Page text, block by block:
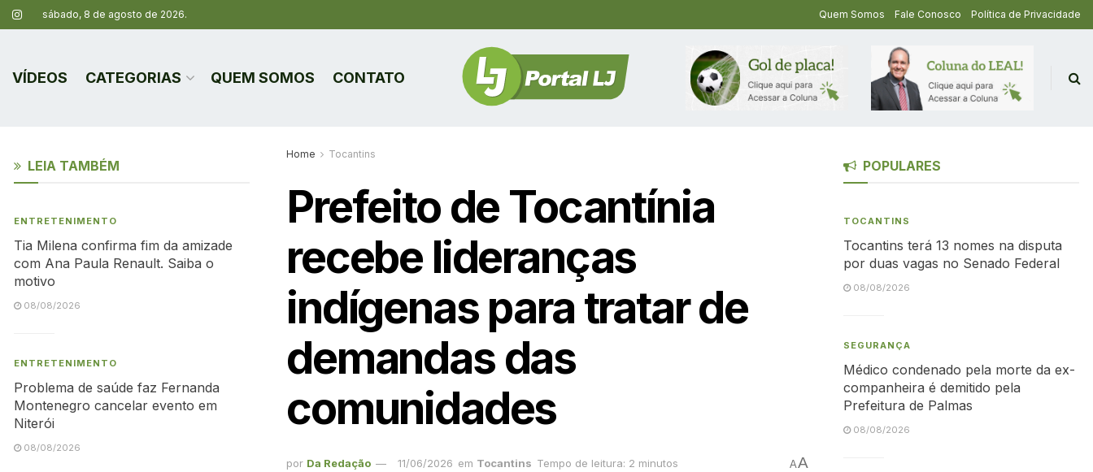
sábado, 8 de agosto de 2026. Quem Somos Fale Conosco Política de Privacidade
VÍDEOS CATEGORIAS QUEM SOMOS CONTATO
Home Tocantins
Prefeito de Tocantínia
recebe lideranças
indígenas para tratar de
demandas das
comunidades
por Da Redação 11/06/2026 em Tocantins Tempo de leitura: 2 minutos AA
LEIA TAMBÉM
ENTRETENIMENTO
Tia Milena confirma fim da amizade
com Ana Paula Renault. Saiba o
motivo
08/08/2026
ENTRETENIMENTO
Problema de saúde faz Fernanda
Montenegro cancelar evento em
Niterói
08/08/2026
POPULARES
TOCANTINS
Tocantins terá 13 nomes na disputa
por duas vagas no Senado Federal
08/08/2026
SEGURANÇA
Médico condenado pela morte da ex-
companheira é demitido pela
Prefeitura de Palmas
08/08/2026